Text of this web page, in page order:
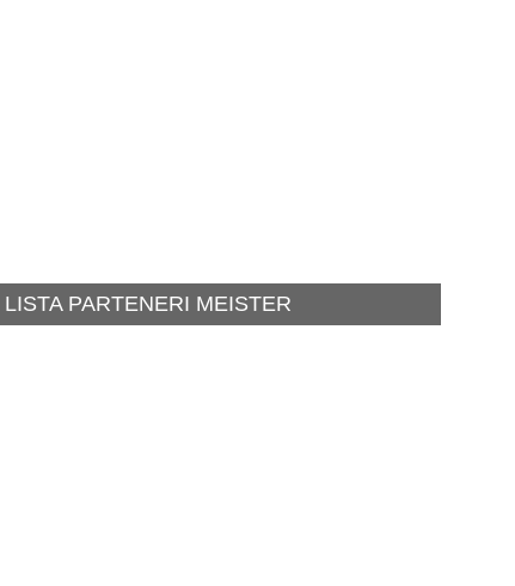
LISTA PARTENERI MEISTER